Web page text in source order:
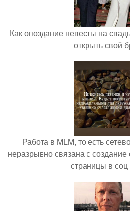
Как опоздание невесты на
открыть свой
Работа в MLM, то есть
неразрывно связана с создание
страницы в соц